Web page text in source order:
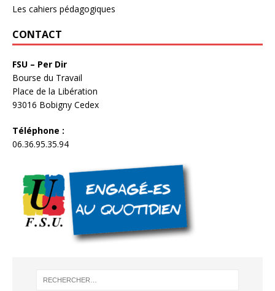
Les cahiers pédagogiques
CONTACT
FSU – Per Dir
Bourse du Travail
Place de la Libération
93016 Bobigny Cedex
Téléphone :
06.36.95.35.94